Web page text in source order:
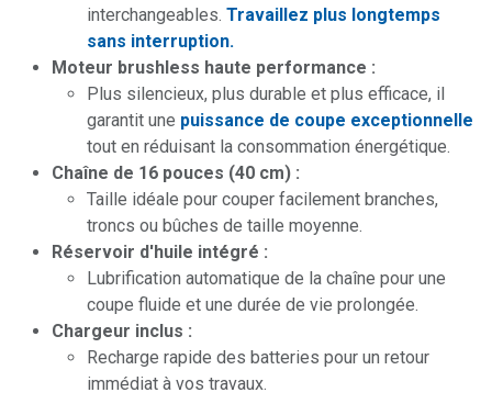
interchangeables. Travaillez plus longtemps
sans interruption.
Moteur brushless haute performance :
Plus silencieux, plus durable et plus efficace, il
garantit une puissance de coupe exceptionnelle
tout en réduisant la consommation énergétique.
Chaîne de 16 pouces (40 cm) :
Taille idéale pour couper facilement branches,
troncs ou bûches de taille moyenne.
Réservoir d'huile intégré :
Lubrification automatique de la chaîne pour une
coupe fluide et une durée de vie prolongée.
Chargeur inclus :
Recharge rapide des batteries pour un retour
immédiat à vos travaux.